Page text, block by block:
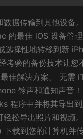
数据传输到其他设备
的最佳 iOS 设备管
选择性地转移到新
考验的备份技术让
佳解决方案。 无需
铃声和通知声音
程序中并将其导出
松导出照片和视频
载到您的计算机并